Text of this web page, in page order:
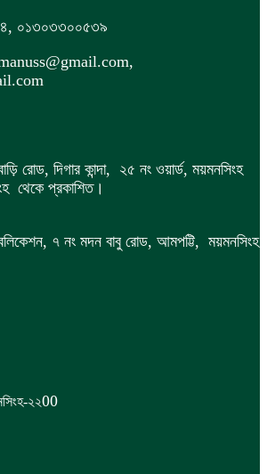
০১৩০৩৩০০৫৩৯
রোড, দিগার কান্দা, ২৫ নং ওয়ার্ড, ময়মনসিংহ
থেকে প্রকাশিত।
৭ নং মদন বাবু রোড, আমপট্টি, ময়মনসিংহ
২২00